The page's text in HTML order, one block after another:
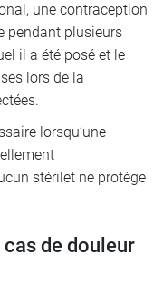
une contraception
pendant plusieurs
il a été posé et le
lors de la
lorsqu’une
stérilet ne protège
de douleur